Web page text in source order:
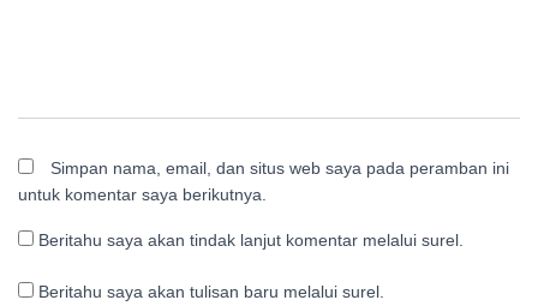
Simpan nama, email, dan situs web saya pada peramban ini
untuk komentar saya berikutnya.
Beritahu saya akan tindak lanjut komentar melalui surel.
Beritahu saya akan tulisan baru melalui surel.